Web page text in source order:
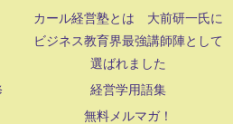
カール経営塾とは 大前研一氏に
ビジネス教育界最強講師陣として
選ばれました
経営学用語集
無料メルマガ！